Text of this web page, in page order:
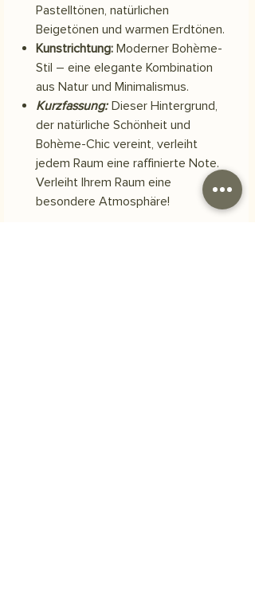
Pastelltönen, natürlichen
Beigetönen und warmen Erdtönen.
Kunstrichtung: Moderner Bohème-
Stil – eine elegante Kombination
aus Natur und Minimalismus.
Kurzfassung: Dieser Hintergrund,
der natürliche Schönheit und
Bohème-Chic vereint, verleiht
jedem Raum eine raffinierte Note.
Verleiht Ihrem Raum eine
besondere Atmosphäre!